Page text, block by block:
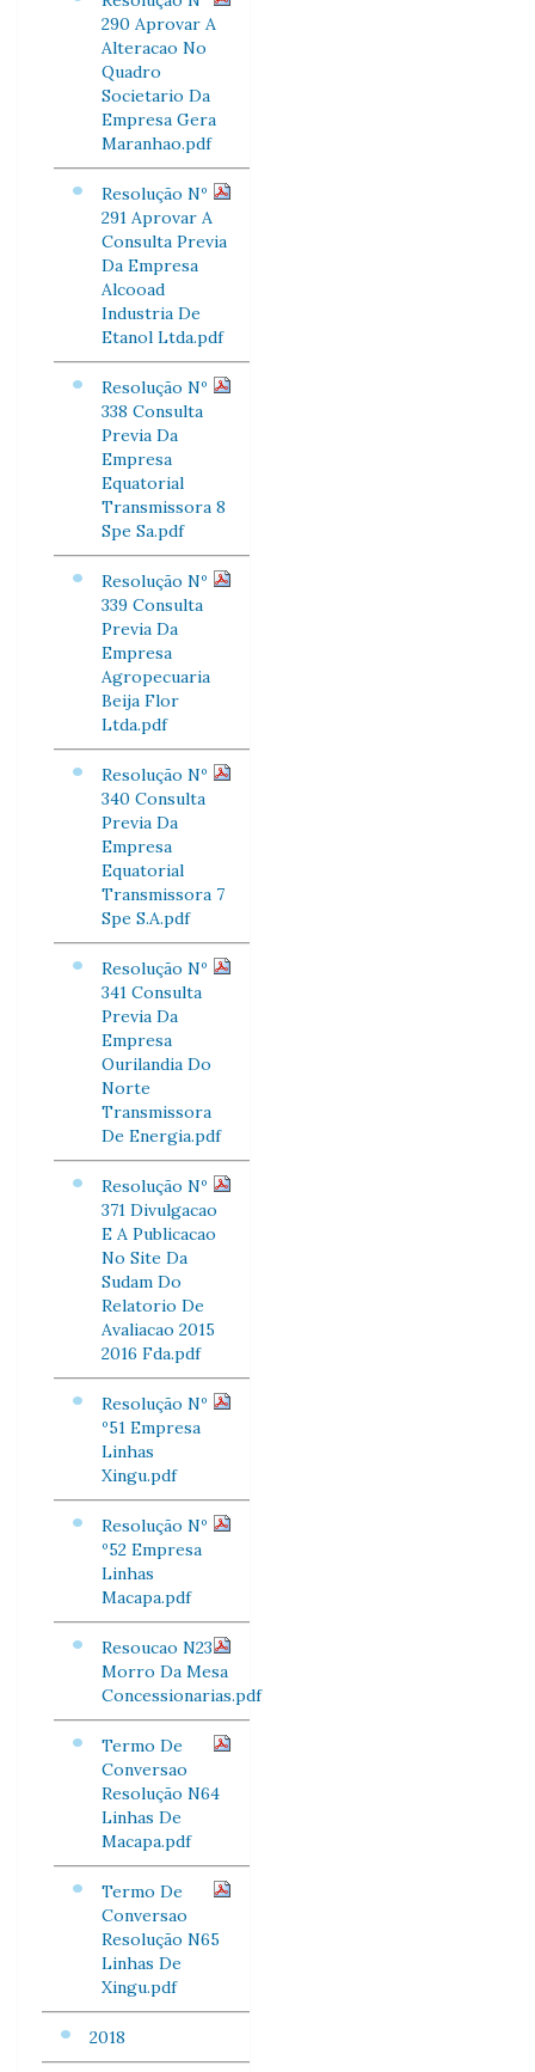
290 Aprovar A
Alteracao No
Quadro
Societario Da
Empresa Gera
Maranhao.pdf
Resolução Nº
291 Aprovar A
Consulta Previa
Da Empresa
Alcooad
Industria De
Etanol Ltda.pdf
Resolução Nº
338 Consulta
Previa Da
Empresa
Equatorial
Transmissora 8
Spe Sa.pdf
Resolução Nº
339 Consulta
Previa Da
Empresa
Agropecuaria
Beija Flor
Ltda.pdf
Resolução Nº
340 Consulta
Previa Da
Empresa
Equatorial
Transmissora 7
Spe S.A.pdf
Resolução Nº
341 Consulta
Previa Da
Empresa
Ourilandia Do
Norte
Transmissora
De Energia.pdf
Resolução Nº
371 Divulgacao
E A Publicacao
No Site Da
Sudam Do
Relatorio De
Avaliacao 2015
2016 Fda.pdf
Resolução Nº
º51 Empresa
Linhas
Xingu.pdf
Resolução Nº
º52 Empresa
Linhas
Macapa.pdf
Resoucao N23
Morro Da Mesa
Concessionarias.pdf
Termo De
Conversao
Resolução N64
Linhas De
Macapa.pdf
Termo De
Conversao
Resolução N65
Linhas De
Xingu.pdf
2018